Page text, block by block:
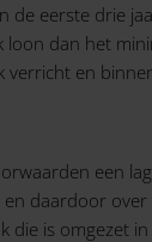
de eerste drie
dan het
en
een
daardoor
is omgezet